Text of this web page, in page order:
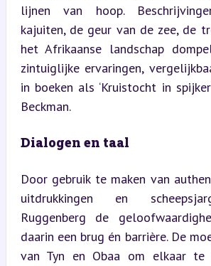
lijnen van hoop.
kajuiten, de geur van de zee, de
het Afrikaanse landschap
zintuiglijke ervaringen,
in boeken als ‘Kruistocht in
Beckman.
Dialogen en taal
Door gebruik te maken van
uitdrukkingen en
Ruggenberg de
daarin een brug én barrière. De
van Tyn en Obaa om elkaar te